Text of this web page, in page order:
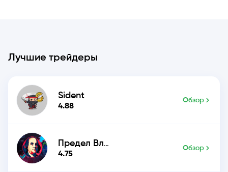
Лучшие трейдеры
Sident
4.88
Обзор
Предел Влияния
4.75
Обзор